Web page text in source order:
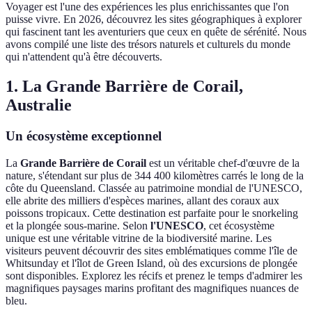
Voyager est l'une des expériences les plus enrichissantes que l'on
puisse vivre. En 2026, découvrez les sites géographiques à explorer
qui fascinent tant les aventuriers que ceux en quête de sérénité. Nous
avons compilé une liste des trésors naturels et culturels du monde
qui n'attendent qu'à être découverts.
1. La Grande Barrière de Corail,
Australie
Un écosystème exceptionnel
La Grande Barrière de Corail est un véritable chef-d'œuvre de la
nature, s'étendant sur plus de 344 400 kilomètres carrés le long de la
côte du Queensland. Classée au patrimoine mondial de l'UNESCO,
elle abrite des milliers d'espèces marines, allant des coraux aux
poissons tropicaux. Cette destination est parfaite pour le snorkeling
et la plongée sous-marine. Selon l'UNESCO, cet écosystème
unique est une véritable vitrine de la biodiversité marine. Les
visiteurs peuvent découvrir des sites emblématiques comme l'île de
Whitsunday et l'îlot de Green Island, où des excursions de plongée
sont disponibles. Explorez les récifs et prenez le temps d'admirer les
magnifiques paysages marins profitant des magnifiques nuances de
bleu.